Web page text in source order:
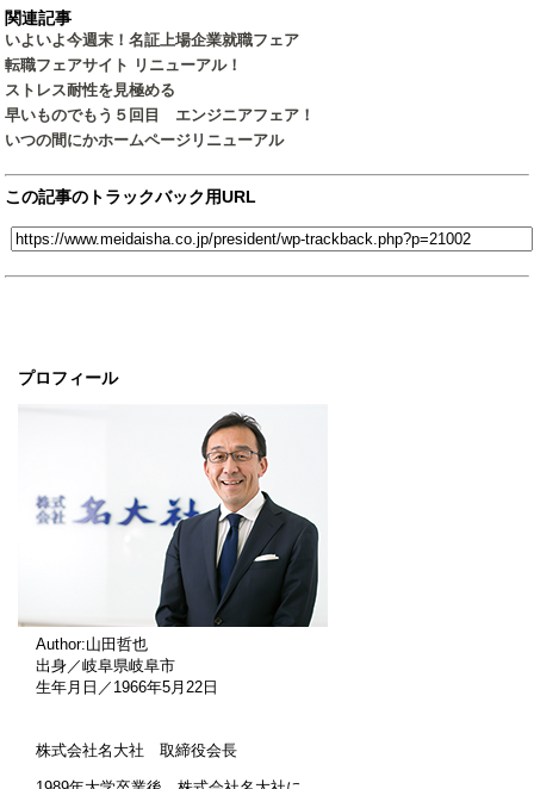
プロフィール
Author:山田哲也
出身／岐阜県岐阜市
生年月日／1966年5月22日
株式会社名大社 取締役会長
関連記事
いよいよ今週末！名証上場企業就職フェア
転職フェアサイト リニューアル！
ストレス耐性を見極める
早いものでもう５回目 エンジニアフェア！
いつの間にかホームページリニューアル
この記事のトラックバック用URL